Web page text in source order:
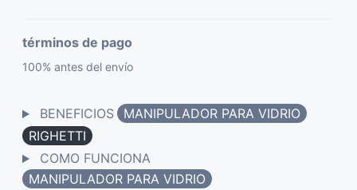
términos de pago
100% antes del envío
BENEFICIOS
MANIPULADOR PARA VIDRIO
RIGHETTI
COMO FUNCIONA
MANIPULADOR PARA VIDRIO